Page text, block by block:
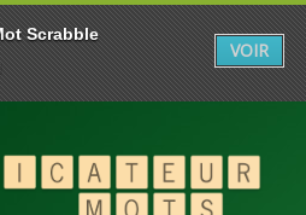
Scrabble
VOIR